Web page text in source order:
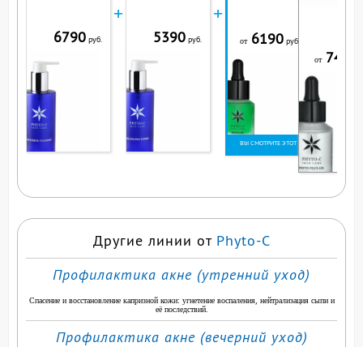
6790 руб.
+
5390 руб.
+
ВЫ СМОТРИТЕ ЭТОТ
от6190 руб.
от7490
Другие линии от Phyto-C
Профилактика акне (утренний уход)
Спасение и восстановление капризной кожи: угнетение воспаления, нейтрализация сыпи и
её последствий.
Профилактика акне (вечерний уход)